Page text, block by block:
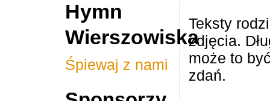
Hymn
Wierszowiska
Śpiewaj z nami
Teksty
zdjęcia.
może to
zdań.